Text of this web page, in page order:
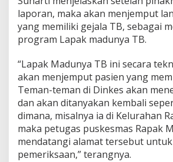
laporan, maka akan menjemput
yang memiliki gejala TB, sebagai
program Lapak madunya TB.
“Lapak Madunya TB ini secara
akan menjemput pasien yang
Teman-teman di Dinkes akan
dan akan ditanyakan kembali
dimana, misalnya ia di Kelurahan
maka petugas puskesmas Rapak
mendatangi alamat tersebut
pemeriksaan,” terangnya.